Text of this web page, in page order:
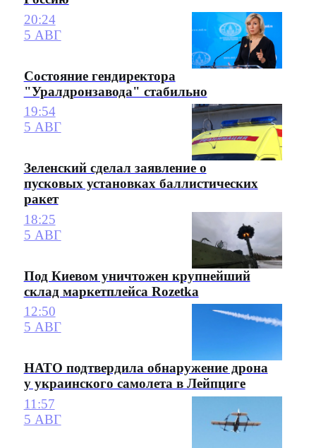
20:24
5 АВГ
Состояние гендиректора
"Уралдронзавода" стабильно
19:54
5 АВГ
Зеленский сделал заявление о
пусковых установках баллистических
ракет
18:25
5 АВГ
Под Киевом уничтожен крупнейший
склад маркетплейса Rozetka
12:50
5 АВГ
НАТО подтвердила обнаружение дрона
у украинского самолета в Лейпциге
11:57
5 АВГ